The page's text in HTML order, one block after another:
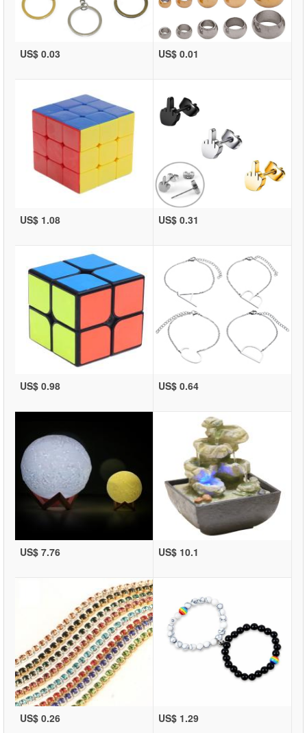
US$ 0.03 US$ 0.01
US$ 1.08 US$ 0.31
US$ 0.98 US$ 0.64
US$ 7.76 US$ 10.1
US$ 0.26 US$ 1.29